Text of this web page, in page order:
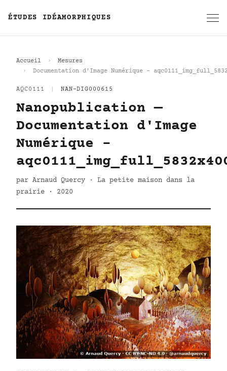
ÉTUDES IDÉAMORPHIQUES
Accueil
Mesures
Documentation d'Image Numérique -
AQC0111 NAN-DIG000615
Nanopublication —
Documentation d'Image
Numérique -
par Arnaud Quercy · La petite maison dans la
prairie · 2020